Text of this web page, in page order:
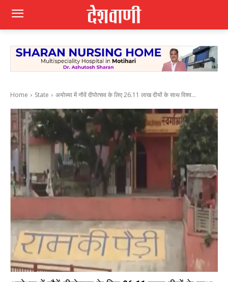
Home State अयोध्या में नौवें दीपोत्सव के लिए 26.11 लाख दीयों के साथ विश्व...